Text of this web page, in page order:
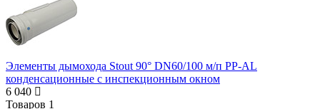
Элементы дымохода Stout 90° DN60/100 м/п PP-AL
конденсационные с инспекционным окном
6 040
Товаров 1